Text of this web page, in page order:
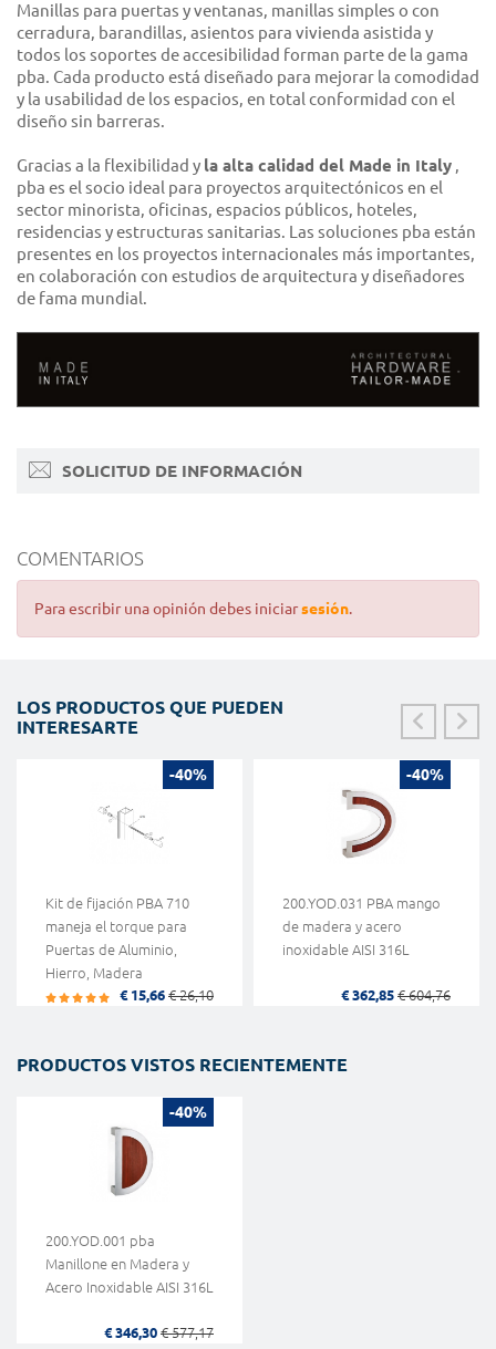
Manillas para puertas y ventanas, manillas simples o con
cerradura, barandillas, asientos para vivienda asistida y
todos los soportes de accesibilidad forman parte de la gama
pba. Cada producto está diseñado para mejorar la comodidad
y la usabilidad de los espacios, en total conformidad con el
diseño sin barreras.
Gracias a la flexibilidad y la alta calidad del Made in Italy ,
pba es el socio ideal para proyectos arquitectónicos en el
sector minorista, oficinas, espacios públicos, hoteles,
residencias y estructuras sanitarias. Las soluciones pba están
presentes en los proyectos internacionales más importantes,
en colaboración con estudios de arquitectura y diseñadores
de fama mundial.
SOLICITUD DE INFORMACIÓN
COMENTARIOS
Para escribir una opinión debes iniciarsesión.
LOS PRODUCTOS QUE PUEDEN
INTERESARTE
-40%
Kit de fijación PBA 710
maneja el torque para
Puertas de Aluminio,
Hierro, Madera
€ 15,66 € 26,10
-40%
200.YOD.031 PBA mango
de madera y acero
inoxidable AISI 316L
€ 362,85 € 604,76
PRODUCTOS VISTOS RECIENTEMENTE
-40%
200.YOD.001 pba
Manillone en Madera y
Acero Inoxidable AISI 316L
€ 346,30 € 577,17